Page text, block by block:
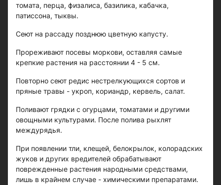
томата, перца, физалиса, базилика, кабачка,
патиссона, тыквы.
Сеют на рассаду позднюю цветную капусту.
Прореживают посевы моркови, оставляя самые
крепкие растения на расстоянии 4 - 5 см.
Повторно сеют редис нестрелкующихся сортов и
пряные травы - укроп, кориандр, кервель, салат.
Поливают грядки с огурцами, томатами и другими
овощными культурами. После полива рыхлят
междурядья.
При появлении тли, клещей, белокрылок, колорадских
жуков и других вредителей обрабатывают
поврежденные растения народными средствами,
лишь в крайнем случае - химическими препаратами.